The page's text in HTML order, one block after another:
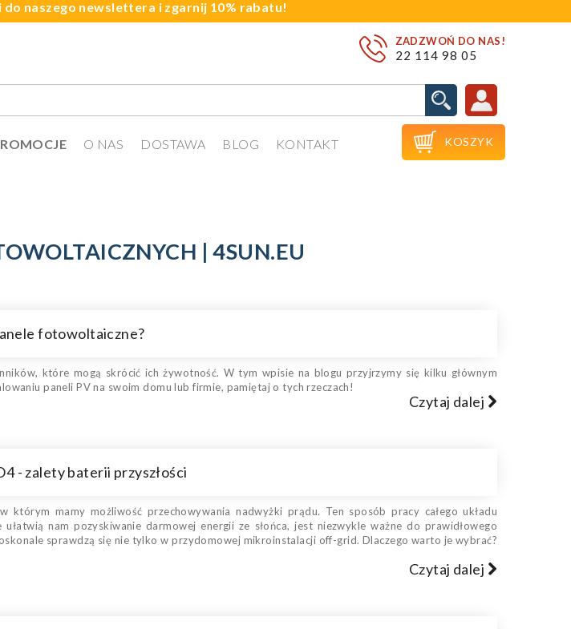
naszego newslettera i zgarnij 10% rabatu!
ZADZWOŃ DO NAS!
22 114 98 05
O NAS DOSTAWA BLOG KONTAKT  KOSZYK
| 4SUN.EU
fotowoltaiczne?
które mogą skrócić ich żywotność. W tym wpisie na blogu przyjrzymy się kilku głównym
paneli PV na swoim domu lub firmie, pamiętaj o tych rzeczach!
Czytaj dalej
- zalety baterii przyszłości
mamy możliwość przechowywania nadwyżki prądu. Ten sposób pracy całego układu
nam pozyskiwanie darmowej energii ze słońca, jest niezwykle ważne do prawidłowego
sprawdzą się nie tylko w przydomowej mikroinstalacji off-grid. Dlaczego warto je wybrać?
Czytaj dalej